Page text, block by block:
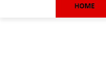
HOME